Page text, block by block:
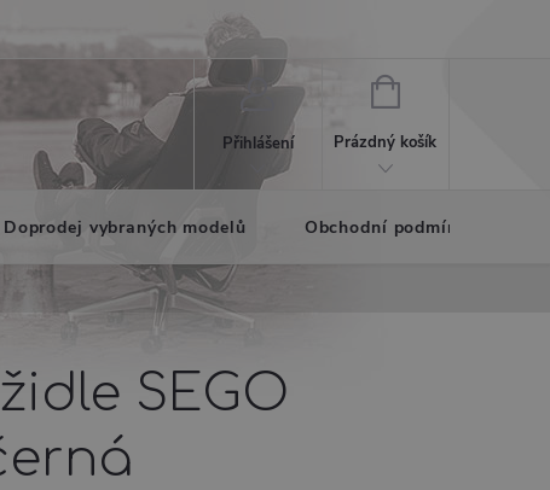
Přihlášení
NÁKUPNÍ
Prázdný košík
Doprodej vybraných modelů Obchodní podmínky
SEGO